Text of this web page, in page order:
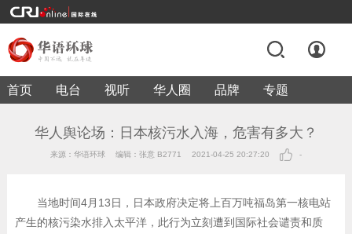
首页 电台 视听 华人圈 品牌 专题
华人舆论场：日本核污水入海，危害有多大？
来源：华语环球 编辑：张意 B2771 2021-04-25 20:27:20 -
当地时间4月13日，日本政府决定将上百万吨福岛第一核电站
产生的核污染水排入太平洋，此行为立刻遭到国际社会谴责和质